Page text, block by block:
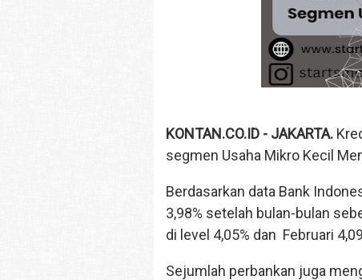
KONTAN.CO.ID - JAKARTA.
segmen Usaha Mikro Kecil
Berdasarkan data Bank
3,98% setelah bulan-bulan
di level 4,05% dan Februari
Sejumlah perbankan juga